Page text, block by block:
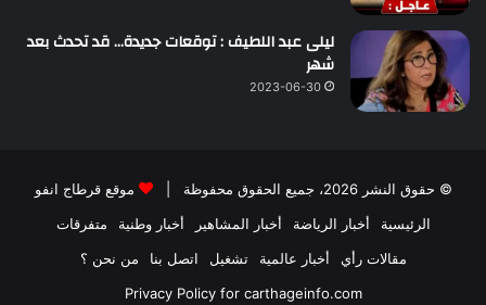
ليلى عبد اللطيف : توقعات جديدة… قد تحدث بعد
شهر
2023-06-30
© حقوق النشر 2026، جميع الحقوق محفوظة |
موقع قرطاج انفو
الرئيسية
أخبار الرياضة أخبار المشاهير أخبار وطنية
متفرقات
مقالات رأي
أخبار عالمية تشغيل اتصل بنا
من نحن ؟
Privacy Policy for carthageinfo.com